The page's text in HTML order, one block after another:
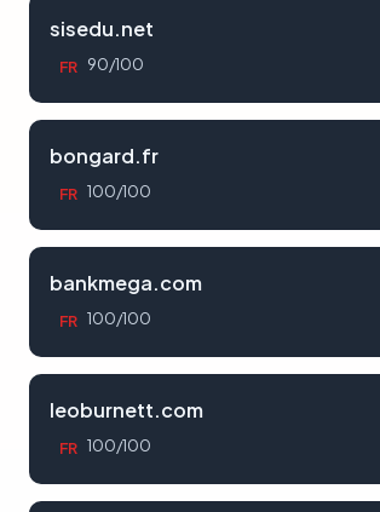
sisedu.net
FR 90/100
bongard.fr
FR 100/100
bankmega.com
FR 100/100
leoburnett.com
FR 100/100